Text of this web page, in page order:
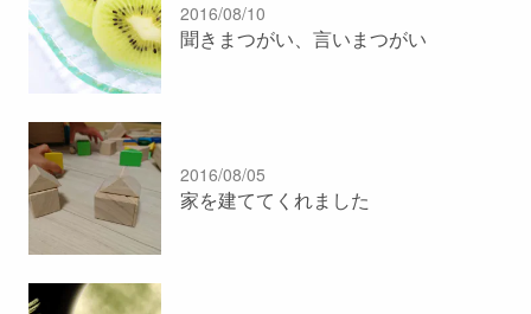
2016/08/10
聞きまつがい、言いまつがい
2016/08/05
家を建ててくれました